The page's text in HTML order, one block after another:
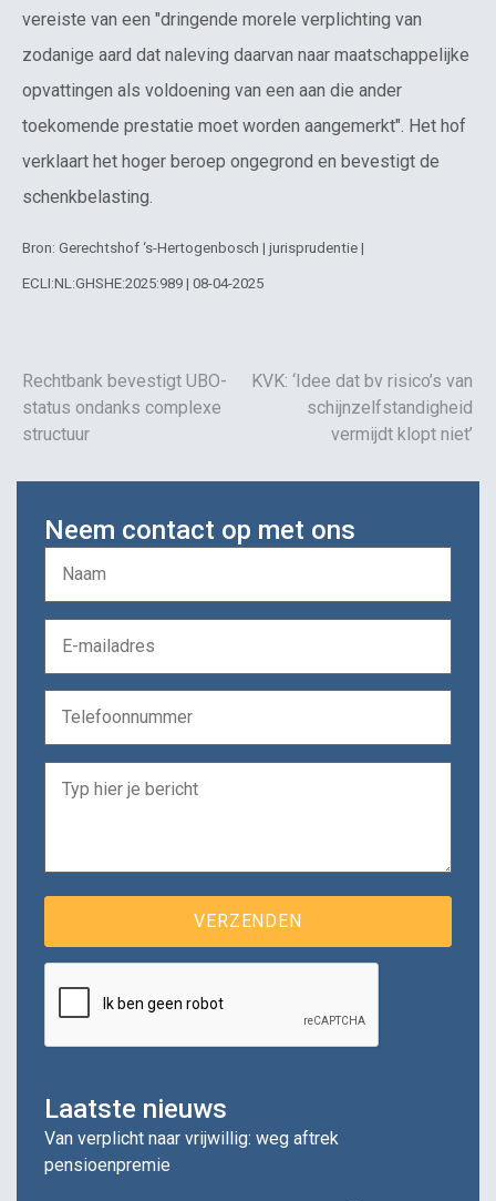
vereiste van een "dringende morele verplichting van
zodanige aard dat naleving daarvan naar maatschappelijke
opvattingen als voldoening van een aan die ander
toekomende prestatie moet worden aangemerkt". Het hof
verklaart het hoger beroep ongegrond en bevestigt de
schenkbelasting.
Bron: Gerechtshof ‘s-Hertogenbosch | jurisprudentie |
ECLI:NL:GHSHE:2025:989 | 08-04-2025
Rechtbank bevestigt UBO-
status ondanks complexe
structuur
KVK: ‘Idee dat bv risico’s van
schijnzelfstandigheid
vermijdt klopt niet’
Neem contact op met ons
Laatste nieuws
Van verplicht naar vrijwillig: weg aftrek
pensioenpremie